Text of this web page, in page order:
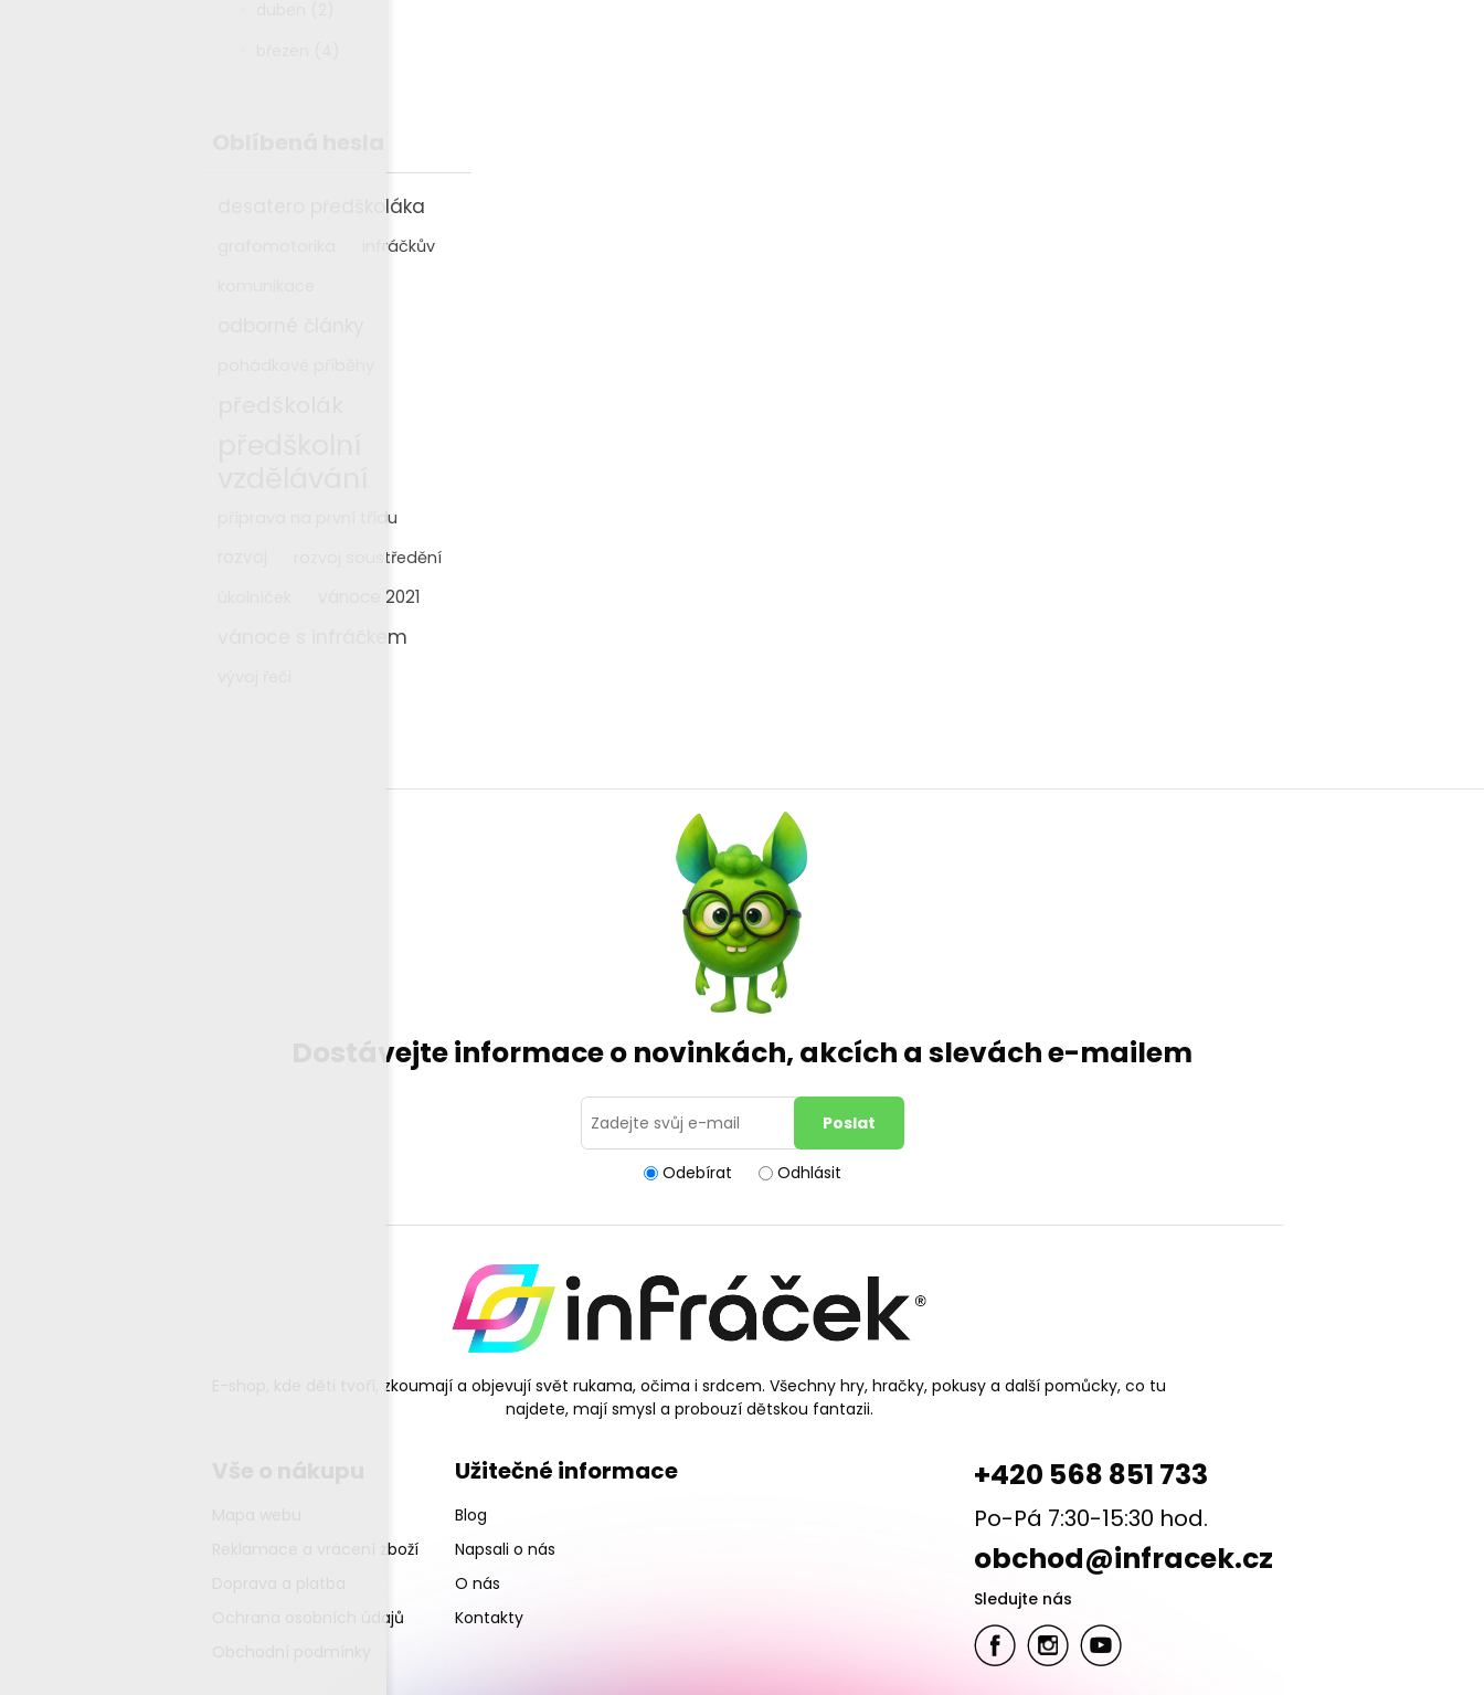
desatero předškoláka
infráčkův
příprava na první třídu
rozvoj soustředění
vánoce 2021
vánoce s infráčkem
Dostávejte informace o novinkách, akcích a slevách e-mailem
Odebírat Odhlásit
E-shop, kde děti tvoří, zkoumají a objevují svět rukama, očima i srdcem. Všechny hry, hračky, pokusy a další pomůcky, co tu
najdete, mají smysl a probouzí dětskou fantazii.
Reklamace a vrácení zboží
Ochrana osobních údajů
Užitečné informace
Blog
Napsali o nás
O nás
Kontakty
+420 568 851 733
Po-Pá 7:30-15:30 hod.
obchod@infracek.cz
Sledujte nás